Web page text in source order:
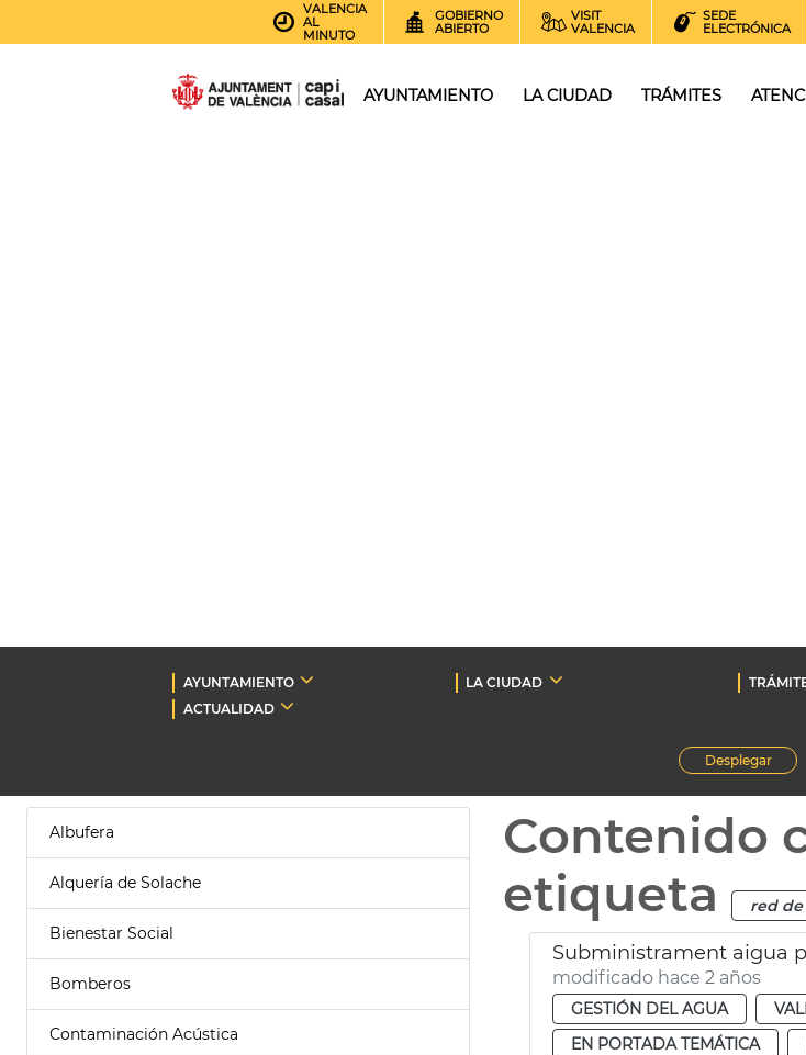
VALENCIA
AL
MINUTO
GOBIERNO
ABIERTO
VISIT
VALENCIA
SEDE
ELECTRÓNICA
AYUNTAMIENTO LA CIUDAD TRÁMITES
AYUNTAMIENTO LA CIUDAD
ACTUALIDAD
Desplegar
Albufera
Alquería de Solache
Bienestar Social
Bomberos
Contaminación Acústica
Contenido
etiqueta
red
Subministrament aigua
modificado hace 2 años
GESTIÓN DEL AGUA
EN PORTADA TEMÁTICA